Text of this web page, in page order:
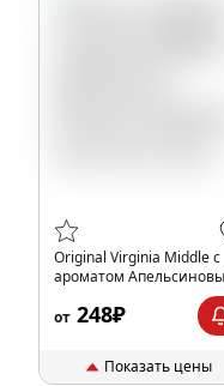
Original Virginia Middle с
ароматом
от 248₽
Показать цены